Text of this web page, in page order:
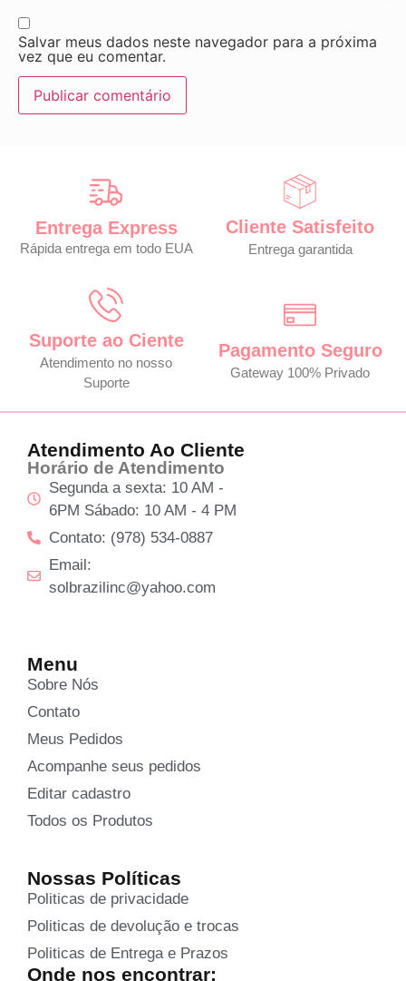
Salvar meus dados neste navegador para a próxima
vez que eu comentar.
Entrega Express
Rápida entrega em todo EUA
Cliente Satisfeito
Entrega garantida
Suporte ao Ciente
Atendimento no nosso
Suporte
Pagamento Seguro
Gateway 100% Privado
Atendimento Ao Cliente
Horário de Atendimento
Segunda a sexta: 10 AM -
6PM Sábado: 10 AM - 4 PM
Contato: (978) 534-0887
Email:
solbrazilinc@yahoo.com
Menu
Sobre Nós
Contato
Meus Pedidos
Acompanhe seus pedidos
Editar cadastro
Todos os Produtos
Nossas Políticas
Politicas de privacidade
Politicas de devolução e trocas
Politicas de Entrega e Prazos
Onde nos encontrar: